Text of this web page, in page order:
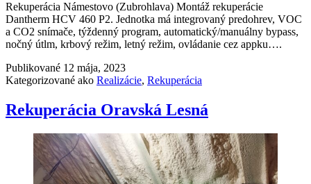
Rekuperácia Námestovo (Zubrohlava) Montáž rekuperácie
Dantherm HCV 460 P2. Jednotka má integrovaný predohrev, VOC
a CO2 snímače, týždenný program, automatický/manuálny bypass,
nočný útlm, krbový režim, letný režim, ovládanie cez appku….
Publikované 12 mája, 2023
Kategorizované ako Realizácie, Rekuperácia
Rekuperácia Oravská Lesná